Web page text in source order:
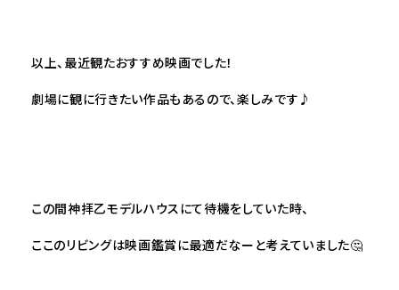
以上、最近観たおすすめ映画でした！
劇場に観に行きたい作品もあるので、楽しみです♪
この間神拝乙モデルハウスにて待機をしていた時、
ここのリビングは映画鑑賞に最適だなーと考えていました🤔